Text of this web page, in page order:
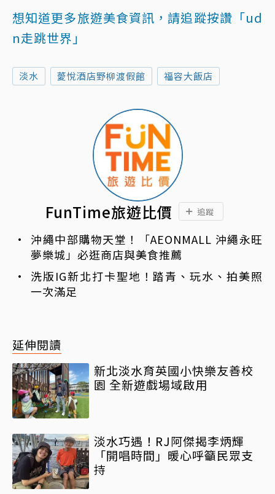
想知道更多旅遊美食資訊，請追蹤按讚「ud
n走跳世界」
淡水 薆悅酒店野柳渡假館 福容大飯店
FunTime旅遊比價 追蹤
沖繩中部購物天堂！「AEONMALL 沖繩永旺
夢樂城」必逛商店與美食推薦
洗版IG新北打卡聖地！踏青、玩水、拍美照
一次滿足
延伸閱讀
新北淡水育英國小快樂友善校
園 全新遊戲場域啟用
淡水巧遇！RJ阿傑揭李炳輝
「開唱時間」暖心呼籲民眾支
持